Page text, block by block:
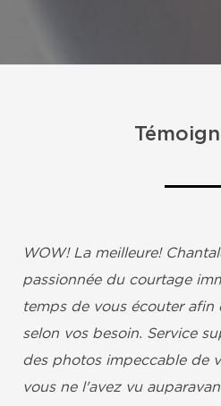
WOW! La meilleure!
passionnée du courtage
temps de vous écouter afin
selon vos besoin. Service
des photos impeccable de
vous ne l'avez vu